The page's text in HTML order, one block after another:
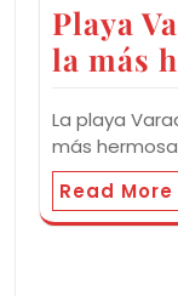
Playa
la más
La playa
más
Read More